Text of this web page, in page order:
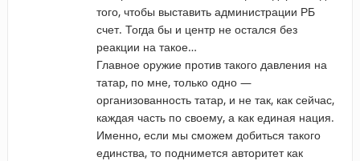
того, чтобы выставить администрации РБ
счет. Тогда бы и центр не остался без
реакции на такое…
Главное оружие против такого давления на
татар, по мне, только одно —
организованность татар, и не так, как сейчас,
каждая часть по своему, а как единая нация.
Именно, если мы сможем добиться такого
единства, то поднимется авторитет как